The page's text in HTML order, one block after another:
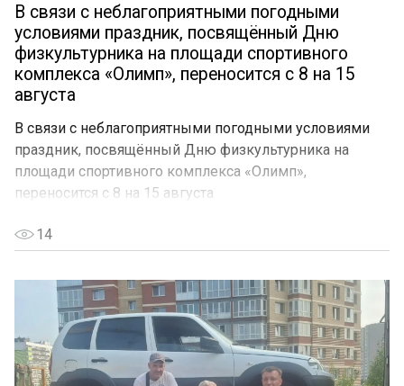
В связи с неблагоприятными погодными
условиями праздник, посвящённый Дню
физкультурника на площади спортивного
комплекса «Олимп», переносится с 8 на 15
августа
В связи с неблагоприятными погодными условиями
праздник, посвящённый Дню физкультурника на
площади спортивного комплекса «Олимп»,
переносится с 8 на 15 августа
14